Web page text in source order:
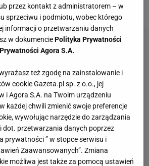
Pucharu Polski).
przez kontakt z administratorem – w
sprzeciwu i podmiotu, wobec którego
informacji o przetwarzaniu danych
w dokumenciePolityka Prywatności
Agora S.A.
też zgodę na zainstalowanie i
cookie Gazeta.pl sp. z o.o., jej
i Agora S.A. na Twoim urządzeniu
każdej chwili zmienić swoje preferencje
wywołując narzędzie do zarządzania
dot. przetwarzania danych poprzez
prywatności ” w stopce serwisu i
Zaawansowanych”. Zmiana
możliwa jest także za pomocą ustawień